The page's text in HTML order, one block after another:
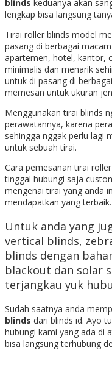
blinds keduanya akan
lengkap bisa langsung
Tirai roller blinds model
pasang di berbagai
apartemen, hotel, kantor,
minimalis dan menarik
untuk di pasang di
memesan untuk ukuran
Menggunakan tirai blinds
perawatannya, karena
sehingga nggak perlu lagi
untuk sebuah tirai.
Cara pemesanan tirai
tinggal hubungi saja
mengenai tirai yang anda
mendapatkan yang terbaik.
Untuk anda yang
vertical blinds,
blinds dengan
blackout dan solar
terjangkau yuk
Sudah saatnya anda
blinds dari blinds id. Ayo
hubungi kami yang ada di
bisa langsung terhubung